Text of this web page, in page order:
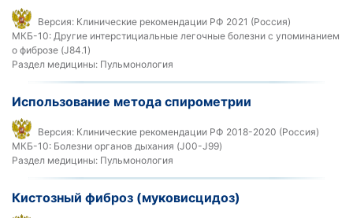
Версия: Клинические рекомендации РФ 2021 (Россия)
МКБ-10: Другие интерстициальные легочные болезни с упоминанием
о фиброзе (J84.1)
Раздел медицины: Пульмонология
Использование метода спирометрии
Версия: Клинические рекомендации РФ 2018-2020 (Россия)
МКБ-10: Болезни органов дыхания (J00-J99)
Раздел медицины: Пульмонология
Кистозный фиброз (муковисцидоз)